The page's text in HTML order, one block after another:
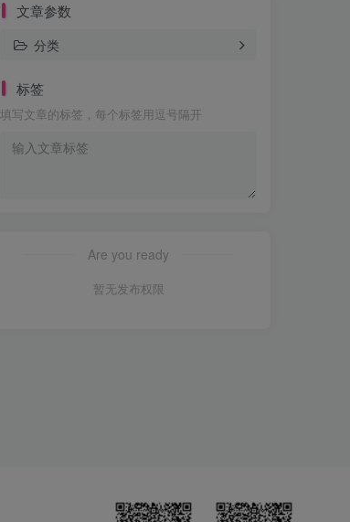
文章参数
分类
标签
填写文章的标签，每个标签用逗号隔开
Are you ready
暂无发布权限